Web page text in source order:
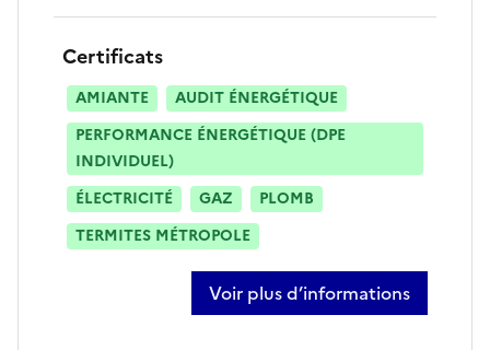
Certificats
AMIANTE
AUDIT ÉNERGÉTIQUE
PERFORMANCE ÉNERGÉTIQUE (DPE
INDIVIDUEL)
ÉLECTRICITÉ
GAZ
PLOMB
TERMITES MÉTROPOLE
Voir plus d’informations
sur philippe aillard